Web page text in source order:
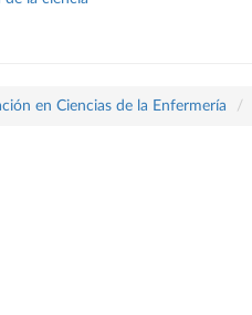
en Ciencias de la Enfermería